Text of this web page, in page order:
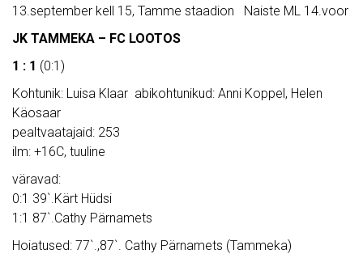
13.september kell 15, Tamme staadion Naiste ML 14.voor
JK TAMMEKA – FC LOOTOS
1 : 1 (0:1)
Kohtunik: Luisa Klaar abikohtunikud: Anni Koppel, Helen
Käosaar
pealtvaatajaid: 253
ilm: +16C, tuuline
väravad:
0:1 39`.Kärt Hüdsi
1:1 87`.Cathy Pärnamets
Hoiatused: 77`.,87`. Cathy Pärnamets (Tammeka)